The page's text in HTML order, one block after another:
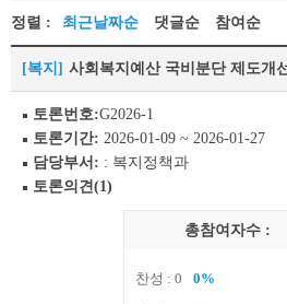
정렬 : 최근날짜순 댓글순 참여순
[복지] 사회복지예산 국비분단 제도개
토론번호:G2026-1
토론기간: 2026-01-09 ~ 2026-01-27
담당부서: : 복지정책과
토론의견(1)
총참여자수 :
찬성 : 0 0%